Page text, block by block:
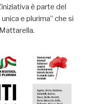
è parte del
e plurima” che si